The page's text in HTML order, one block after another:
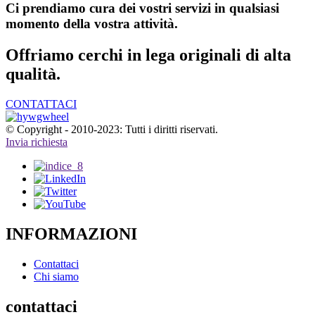
Ci prendiamo cura dei vostri servizi in qualsiasi
momento della vostra attività.
Offriamo cerchi in lega originali di alta
qualità.
CONTATTACI
© Copyright - 2010-2023: Tutti i diritti riservati.
Invia richiesta
INFORMAZIONI
Contattaci
Chi siamo
contattaci